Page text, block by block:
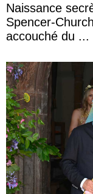
Naissance
Spencer-
accouché du ...